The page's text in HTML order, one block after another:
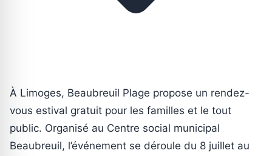
À Limoges, Beaubreuil Plage propose un rendez-
vous estival gratuit pour les familles et le tout
public. Organisé au Centre social municipal
Beaubreuil, l’événement se déroule du 8 juillet au